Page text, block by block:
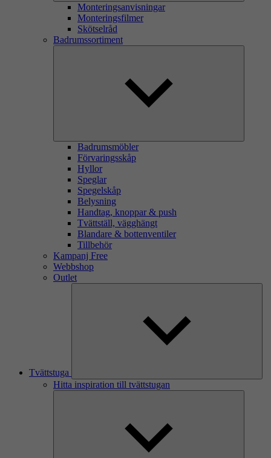
Monteringsanvisningar
Monteringsfilmer
Skötselråd
Badrumssortiment
Badrumsmöbler
Förvaringsskåp
Hyllor
Speglar
Spegelskåp
Belysning
Handtag, knoppar & push
Tvättställ, vägghängt
Blandare & bottenventiler
Tillbehör
Kampanj Free
Webbshop
Outlet
Tvättstuga
Hitta inspiration till tvättstugan